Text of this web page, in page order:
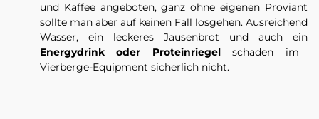
und Kaffee angeboten, ganz ohne eigenen Proviant
sollte man aber auf keinen Fall losgehen. Ausreichend
Wasser, ein leckeres Jausenbrot und auch ein
Energydrink oder Proteinriegelschaden im
Vierberge-Equipment sicherlich nicht.